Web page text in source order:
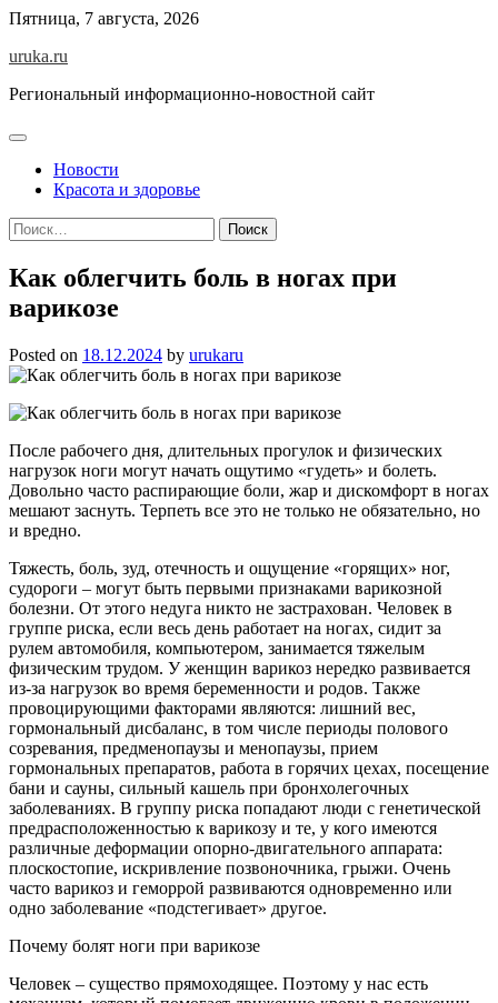
Skip
content
Пятница, 7 августа, 2026
uruka.ru
Региональный информационно-новостной сайт
Новости
Красота и здоровье
Найти:
Как облегчить боль в ногах при
варикозе
Posted on 18.12.2024 by urukaru
После рабочего дня, длительных прогулок и физических
нагрузок ноги могут начать ощутимо «гудеть» и болеть.
Довольно часто распирающие боли, жар и дискомфорт в ногах
мешают заснуть. Терпеть все это не только не обязательно, но
и вредно.
Тяжесть, боль, зуд, отечность и ощущение «горящих» ног,
судороги – могут быть первыми признаками варикозной
болезни. От этого недуга никто не застрахован. Человек в
группе риска, если весь день работает на ногах, сидит за
рулем автомобиля, компьютером, занимается тяжелым
физическим трудом. У женщин варикоз нередко развивается
из-за нагрузок во время беременности и родов. Также
провоцирующими факторами являются: лишний вес,
гормональный дисбаланс, в том числе периоды полового
созревания, предменопаузы и менопаузы, прием
гормональных препаратов, работа в горячих цехах, посещение
бани и сауны, сильный кашель при бронхолегочных
заболеваниях. В группу риска попадают люди с генетической
предрасположенностью к варикозу и те, у кого имеются
различные деформации опорно-двигательного аппарата:
плоскостопие, искривление позвоночника, грыжи. Очень
часто варикоз и геморрой развиваются одновременно или
одно заболевание «подстегивает» другое.
Почему болят ноги при варикозе
Человек – существо прямоходящее. Поэтому у нас есть